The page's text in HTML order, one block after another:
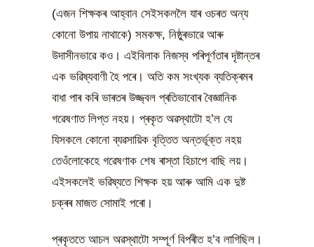
(এজন শিক্ষকৰ আহ্বান সেইসকললৈ যাৰ ওচৰত অন্য
কোনো উপায় নাথাকে) সমকক্ষ, নিষ্ঠুৰভাৱে আৰু
উদাসীনভাৱে কও। এইবিলাক নিজস্ব পৰিপূৰ্ণতাৰ দৃষ্টান্তৰ
এক ভৱিষ্যবাণী হৈ পৰে। অতি কম সংখ্যক ব্যতিক্ৰমৰ
বাধা পাৰ কৰি ভাৰতৰ উজ্জ্বল প্ৰতিভাবোৰ বৈজ্ঞানিক
গৱেষণাত লিপ্ত নহয়। প্ৰকৃত অৱস্থাটো হ’ল যে
যিসকলে কোনো ব্যৱসায়িক বৃত্তিত অন্তৰ্ভূক্ত নহয়
তেওঁলোকেহে গৱেষণাক শেষ ৰাস্তা হিচাপে বাছি লয়।
এইসকলেই ভৱিষ্যতে শিক্ষক হয় আৰু আমি এক দুষ্ট
চক্ৰৰ মাজত সোমাই পৰো।
প্ৰকৃততে আচল অৱস্থাটো সম্পূৰ্ণ বিপৰীত হ’ব লাগিছিল।